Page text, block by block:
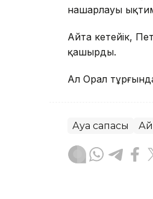
нашарлауы
Айта кетейік,
қашырды.
Ал Орал
Ауа сапасы